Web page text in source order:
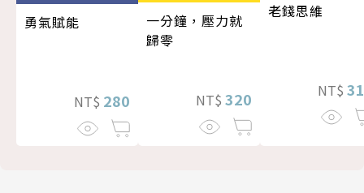
勇氣賦能
NT$ 280
一分鐘，壓力就
歸零
NT$ 320
老錢思維
NT$